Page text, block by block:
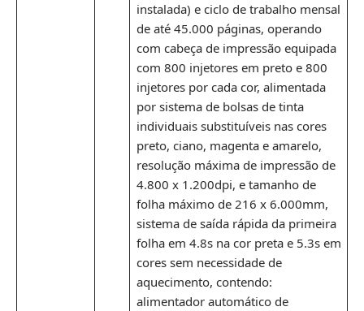
instalada) e ciclo de trabalho mensal
de até 45.000 páginas, operando
com cabeça de impressão equipada
com 800 injetores em preto e 800
injetores por cada cor, alimentada
por sistema de bolsas de tinta
individuais substituíveis nas cores
preto, ciano, magenta e amarelo,
resolução máxima de impressão de
4.800 x 1.200dpi, e tamanho de
folha máximo de 216 x 6.000mm,
sistema de saída rápida da primeira
folha em 4.8s na cor preta e 5.3s em
cores sem necessidade de
aquecimento, contendo:
alimentador automático de